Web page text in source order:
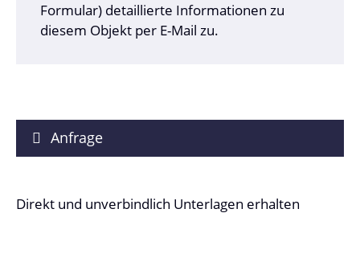
Formular) detaillierte Informationen zu
diesem Objekt per E-Mail zu.
Anfrage
Direkt und unverbindlich Unterlagen erhalten